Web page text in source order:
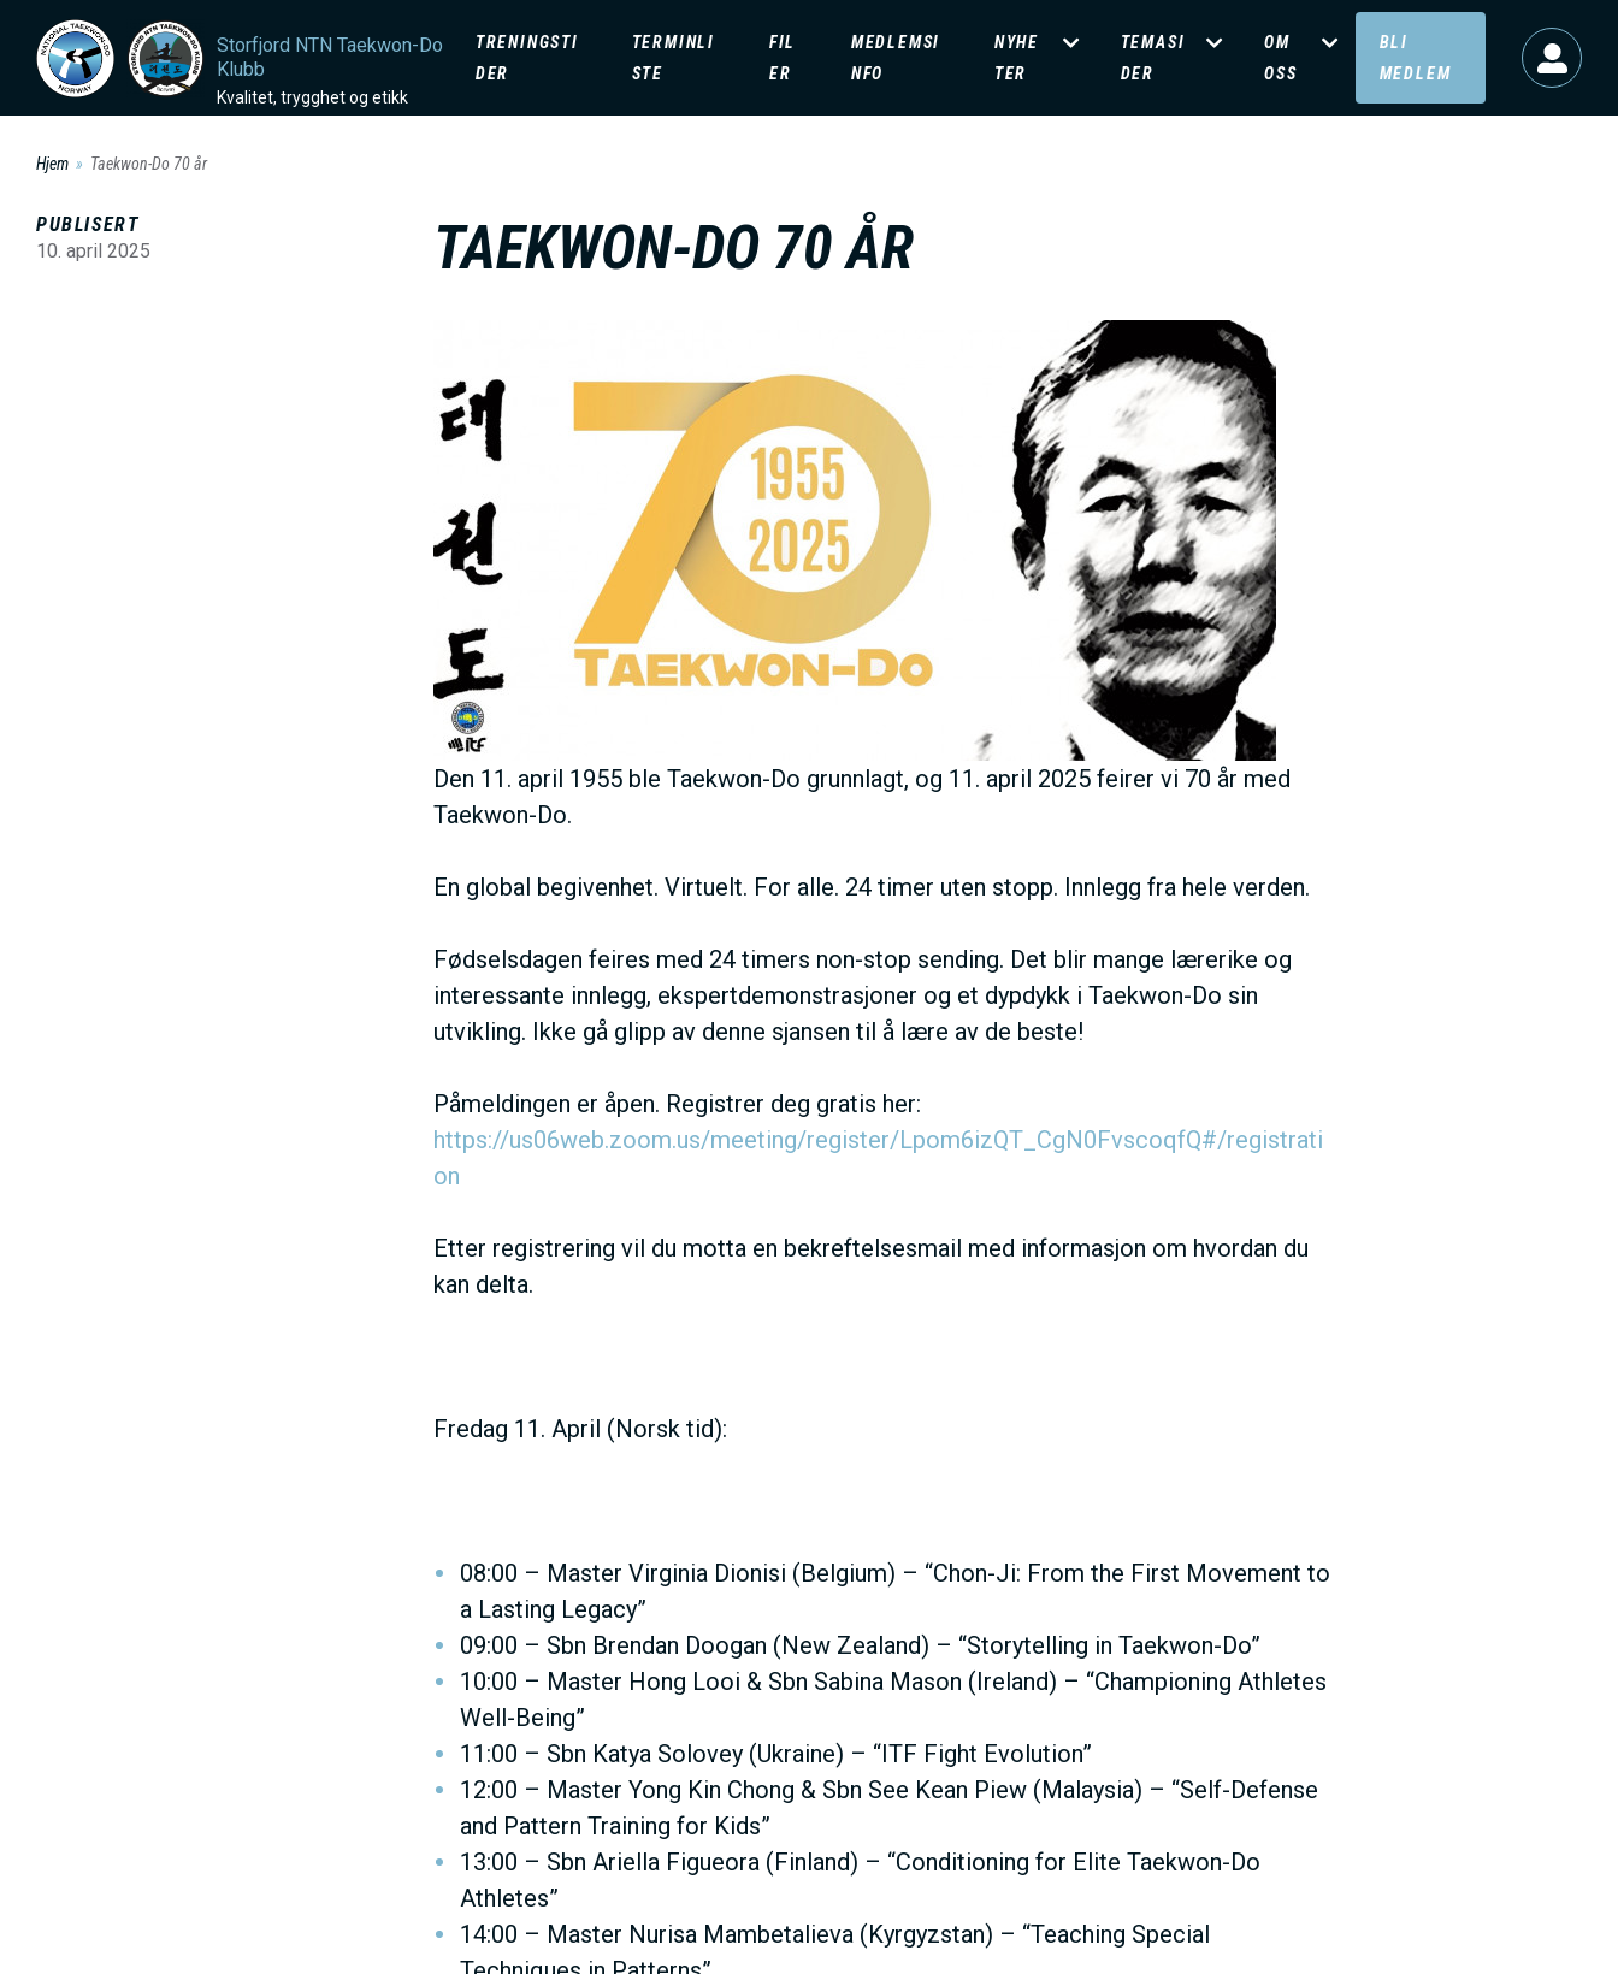
Storfjord NTN Taekwon-Do
Klubb
Kvalitet, trygghet og etikk
D
O
A
N
M
E
N
U
S
A
C
T
I
V
E
D
M
I
N
M
E
N
U
TRENINGSTI
DER
TERMINLI
STE
FIL
ER
MEDLEMSI
NFO
NYHE
TER
TEMASI
DER
OM
OSS
BLI
MEDLEM
Hjem Taekwon-Do 70 år
TAEKWON-DO 70 ÅR
PUBLISERT
10. april 2025
d
Den 11. april 1955 ble Taekwon-Do grunnlagt, og 11. april 2025 feirer vi 70 år med
Taekwon-Do.
En global begivenhet. Virtuelt. For alle. 24 timer uten stopp. Innlegg fra hele verden.
Fødselsdagen feires med 24 timers non-stop sending. Det blir mange lærerike og
interessante innlegg, ekspertdemonstrasjoner og et dypdykk i Taekwon-Do sin
utvikling. Ikke gå glipp av denne sjansen til å lære av de beste!
Påmeldingen er åpen. Registrer deg gratis her:
https://us06web.zoom.us/meeting/register/Lpom6izQT_CgN0FvscoqfQ#/registrati
on
Etter registrering vil du motta en bekreftelsesmail med informasjon om hvordan du
kan delta.
Fredag 11. April (Norsk tid):
08:00 – Master Virginia Dionisi (Belgium) – “Chon-Ji: From the First Movement to
a Lasting Legacy”
09:00 – Sbn Brendan Doogan (New Zealand) – “Storytelling in Taekwon-Do”
10:00 – Master Hong Looi & Sbn Sabina Mason (Ireland) – “Championing Athletes
Well-Being”
11:00 – Sbn Katya Solovey (Ukraine) – “ITF Fight Evolution”
12:00 – Master Yong Kin Chong & Sbn See Kean Piew (Malaysia) – “Self-Defense
and Pattern Training for Kids”
13:00 – Sbn Ariella Figueora (Finland) – “Conditioning for Elite Taekwon-Do
Athletes”
14:00 – Master Nurisa Mambetalieva (Kyrgyzstan) – “Teaching Special